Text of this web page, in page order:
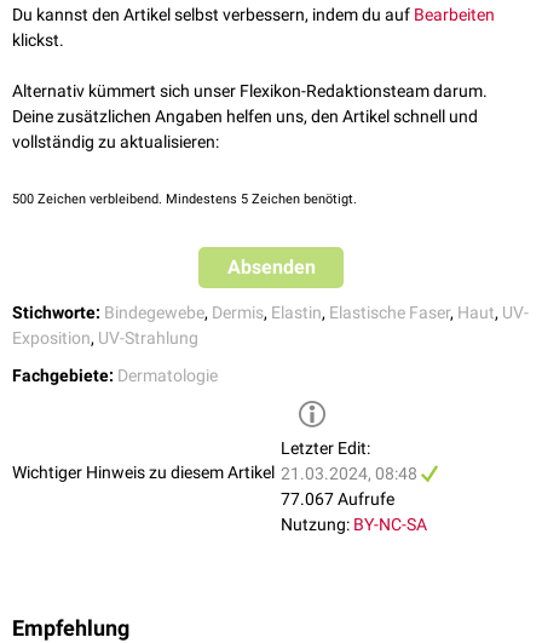
WeitereRisikofaktorenfür das Auftreten einer Elastose sind:
Alkohol- undNikotinabusus
Porphyria cutanea tarda(PCT)
Selten kann eine Elastose auch durch
Teerhaut) auftreten. Des Weiteren existierenhereditäre
Du kannst den Artikel selbst verbessern, indem du auf Bearbeiten
klickst.
Alternativ kümmert sich unser Flexikon-Redaktionsteam darum.
Deine zusätzlichen Angaben helfen uns, den Artikel schnell und
vollständig zu aktualisieren:
500 Zeichen verbleibend. Mindestens 5 Zeichen benötigt.
Absenden
Stichworte: Bindegewebe, Dermis, Elastin, Elastische Faser, Haut, UV-
Exposition, UV-Strahlung
Fachgebiete: Dermatologie
Wichtiger Hinweis zu diesem Artikel
Letzter Edit:
21.03.2024, 08:48
77.067 Aufrufe
Nutzung: BY-NC-SA
Empfehlung